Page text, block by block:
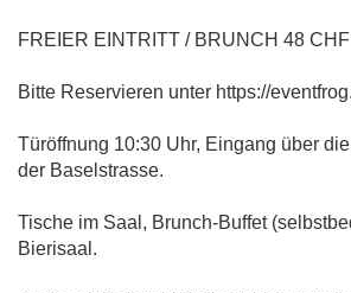
FREIER EINTRITT / BRUNCH 48
Bitte Reservieren unter https://
Türöffnung 10:30 Uhr, Eingang über
der Baselstrasse.
Tische im Saal, Brunch-Buffet
Bierisaal.